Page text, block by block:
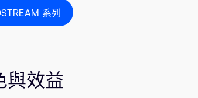
系列
與效益